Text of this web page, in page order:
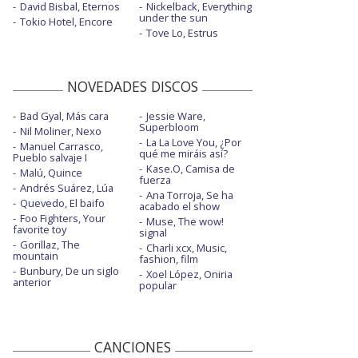
David Bisbal, Eternos
Tokio Hotel, Encore
Nickelback, Everything
under the sun
Tove Lo, Estrus
NOVEDADES DISCOS
Bad Gyal, Más cara
Nil Moliner, Nexo
Manuel Carrasco,
Pueblo salvaje I
Malú, Quince
Andrés Suárez, Lúa
Quevedo, El baifo
Foo Fighters, Your
favorite toy
Gorillaz, The
mountain
Bunbury, De un siglo
anterior
Jessie Ware,
Superbloom
La La Love You, ¿Por
qué me miráis así?
Kase.O, Camisa de
fuerza
Ana Torroja, Se ha
acabado el show
Muse, The wow!
signal
Charli xcx, Music,
fashion, film
Xoel López, Oniria
popular
CANCIONES